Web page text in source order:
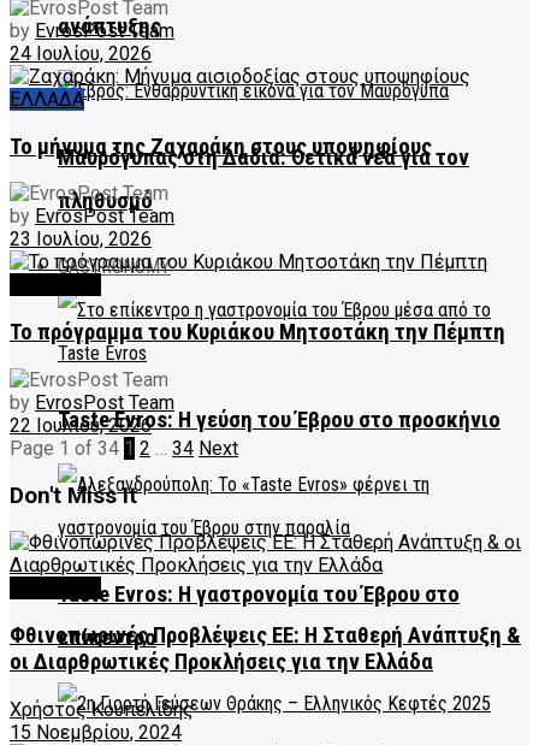
ανάπτυξης
Μαυρόγυπας στη Δαδιά: Θετικά νέα για τον
πληθυσμό
GASTRONOMY
Taste Evros: Η γεύση του Έβρου στο προσκήνιο
Taste Evros: Η γαστρονομία του Έβρου στο
επίκεντρο
by EvrosPost Team
24 Ιουλίου, 2026
ΕΛΛΑΔΑ
Το μήνυμα της Ζαχαράκη στους υποψηφίους
by EvrosPost Team
23 Ιουλίου, 2026
Το πρόγραμμα του Κυριάκου Μητσοτάκη την Πέμπτη
by EvrosPost Team
22 Ιουλίου, 2026
Page 1 of 34 1 2 … 34 Next
Don't Miss It
Φθινοπωρινές Προβλέψεις ΕΕ: Η Σταθερή Ανάπτυξη &
οι Διαρθρωτικές Προκλήσεις για την Ελλάδα
Χρήστος Κουπελίδης
15 Νοεμβρίου, 2024